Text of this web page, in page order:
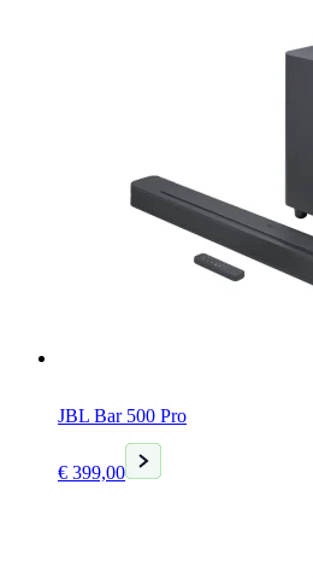
JBL Bar 500 Pro
€ 399,00
Huidige
prijs